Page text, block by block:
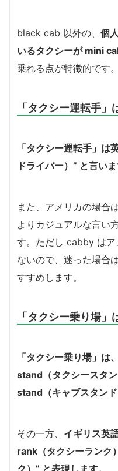
black cab 以外の、 個
いるタクシーが mini
乗れる点が特徴的です。
「タクシー運転手」
「タクシー運転手」
ドライバー）” と言いま
また、アメリカの場合
よりカジュアルな言い
す。ただし cabby は
ないので、迷った場合
すすめします。
「タクシー乗り場」
「タクシー乗り場」は
stand（タクシースタ
stand（キャブスタンド
その一方、 イギリス英
rank（タクシーランク